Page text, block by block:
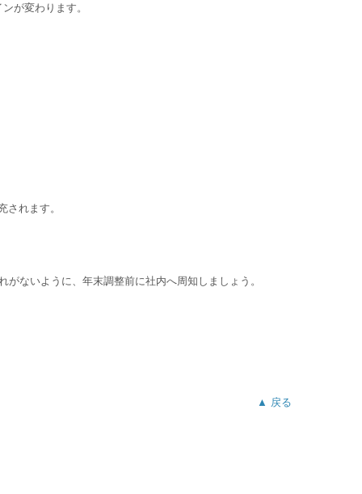
が変わります。
れます。
ないように、年末調整前に社内へ周知しましょう。
▲ 戻る